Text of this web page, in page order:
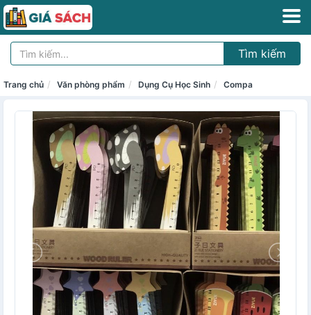
Tìm kiếm
Trang chủ Văn phòng phẩm Dụng Cụ Học Sinh Compa